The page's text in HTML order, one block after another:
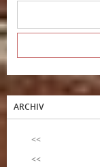
ARCHIV
<<
<<